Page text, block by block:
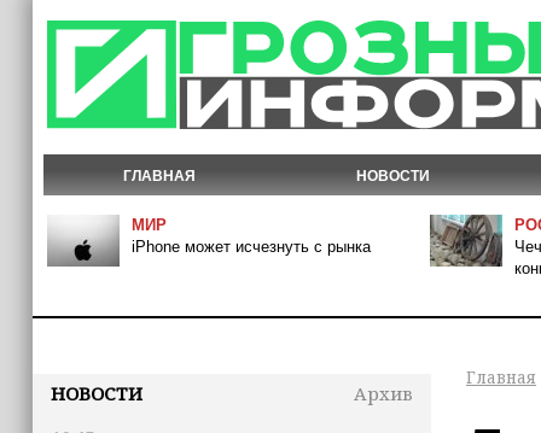
ГЛАВНАЯ НОВОСТИ
МИР
iPhone может исчезнуть с рынка
НОВОСТИ
Архив
Главная